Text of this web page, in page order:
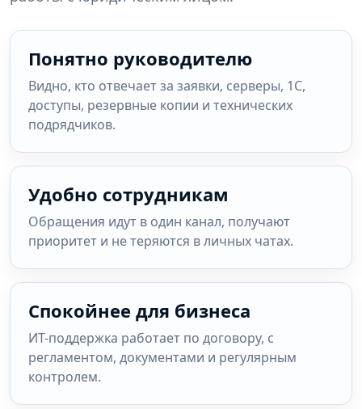
Понятно руководителю
Видно, кто отвечает за заявки, серверы, 1С,
доступы, резервные копии и технических
подрядчиков.
Удобно сотрудникам
Обращения идут в один канал, получают
приоритет и не теряются в личных чатах.
Спокойнее для бизнеса
ИТ-поддержка работает по договору, с
регламентом, документами и регулярным
контролем.